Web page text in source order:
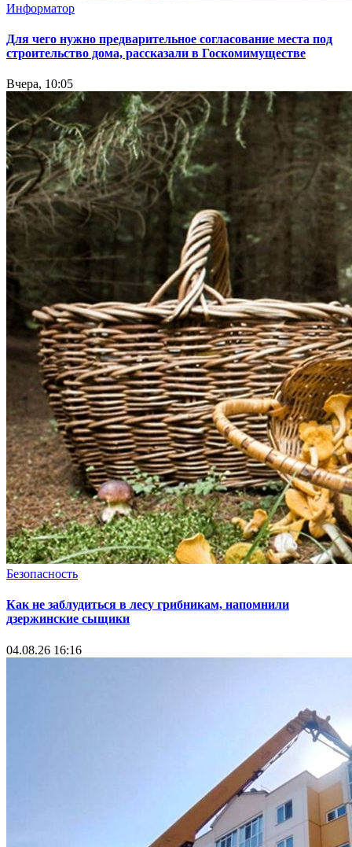
Информатор
Для чего нужно предварительное согласование места под
строительство дома, рассказали в Госкомимуществе
Вчера, 10:05
Безопасность
Как не заблудиться в лесу грибникам, напомнили
дзержинские сыщики
04.08.26 16:16